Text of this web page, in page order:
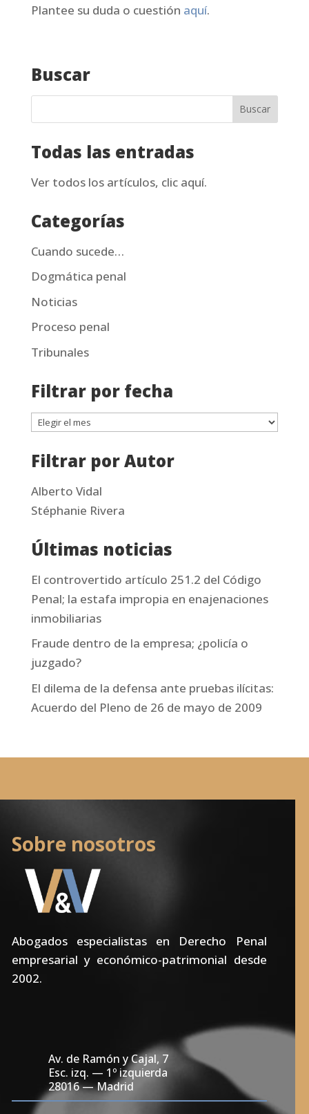
Plantee su duda o cuestión aquí.
Buscar
Todas las entradas
Ver todos los artículos, clic aquí.
Categorías
Cuando sucede…
Dogmática penal
Noticias
Proceso penal
Tribunales
Filtrar por fecha
Filtrar
fecha
Filtrar por Autor
Alberto Vidal
Stéphanie Rivera
Últimas noticias
El controvertido artículo 251.2 del Código
Penal; la estafa impropia en enajenaciones
inmobiliarias
Fraude dentro de la empresa; ¿policía o
juzgado?
El dilema de la defensa ante pruebas ilícitas:
Acuerdo del Pleno de 26 de mayo de 2009
Sobre nosotros
Abogados especialistas en Derecho Penal
empresarial y económico-patrimonial desde
2002.
Av. de Ramón y Cajal, 7
Esc. izq. — 1º izquierda
28016 — Madrid